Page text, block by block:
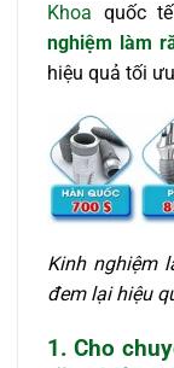
Khoa quốc
nghiệm làm
hiệu quả tối
Kinh nghiệm
đem lại hiệu
1. Cho